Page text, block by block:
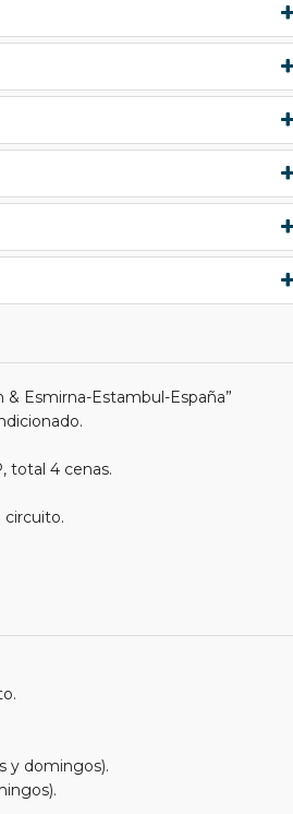
Esmirna-Estambul-España”
total 4 cenas.
circuito.
y domingos).